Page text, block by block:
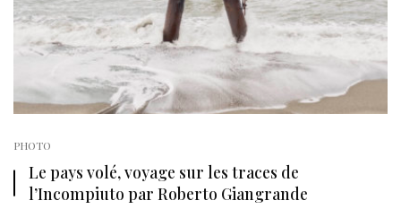
PHOTO
Le pays volé, voyage sur les traces de
l’Incompiuto par Roberto Giangrande